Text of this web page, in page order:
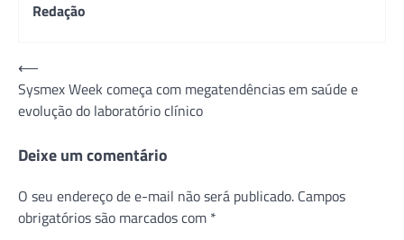
Redação
Navegação
de
Post
⟵
Sysmex Week começa com megatendências em saúde e
evolução do laboratório clínico
Deixe um comentário
O seu endereço de e-mail não será publicado. Campos
obrigatórios são marcados com *